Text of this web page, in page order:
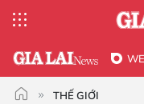
THẾ GIỚI